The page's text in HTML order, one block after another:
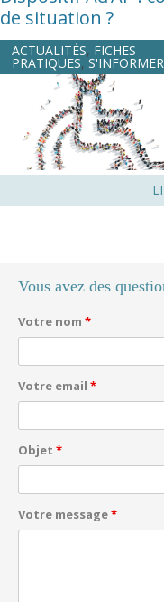
de situation ?
ACTUALITÉS, FICHES
PRATIQUES,S'INFORMER
Vous avez des
Votre nom *
Votre email *
Objet *
Votre message*